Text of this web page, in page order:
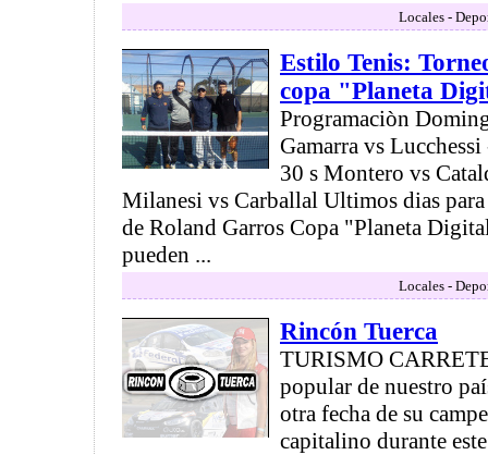
Locales -
Estilo Tenis:
copa "Planeta
Programaciòn
Gamarra vs
30 s Montero vs
Milanesi vs Carballal Ultimos dias
de Roland Garros Copa "Planeta
pueden ...
Locales -
Rincón Tuerca
TURISMO
popular de nuestro
otra fecha de su
capitalino durante